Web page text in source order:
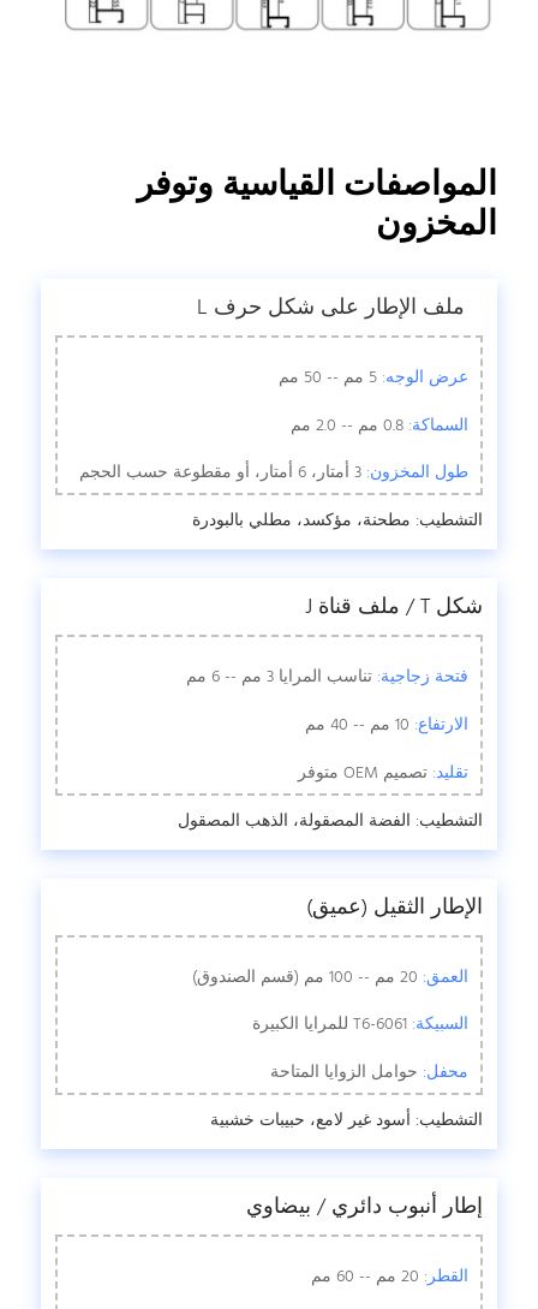
المواصفات القياسية وتوفر
المخزون
ملف الإطار على شكل حرف L
عرض الوجه: 5 مم -- 50 مم
السماكة: 0.8 مم -- 2.0 مم
طول المخزون: 3 أمتار، 6 أمتار، أو مقطوعة حسب الحجم
التشطيب: مطحنة، مؤكسد، مطلي بالبودرة
شكل T / ملف قناة J
فتحة زجاجية: تناسب المرايا 3 مم -- 6 مم
الارتفاع:
تقليد: تصميم OEM متوفر
التشطيب: الفضة المصقولة، الذهب المصقول
الإطار الثقيل (عميق)
العمق:
السبيكة: 6061-T6 للمرايا الكبيرة
محفل: حوامل الزوايا المتاحة
التشطيب: أسود غير لامع، حبيبات خشبية
إطار أنبوب دائري / بيضاوي
القطر: